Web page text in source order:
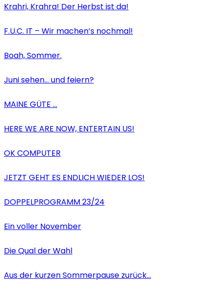
Krahri, Krahra! Der Herbst ist da!
F.U.C. IT – Wir machen’s nochmal!
Boah, Sommer.
Juni sehen… und feiern?
MAINE GÜTE …
HERE WE ARE NOW, ENTERTAIN US!
OK COMPUTER
JETZT GEHT ES ENDLICH WIEDER LOS!
DOPPELPROGRAMM 23/24
Ein voller November
Die Qual der Wahl
Aus der kurzen Sommerpause zurück…